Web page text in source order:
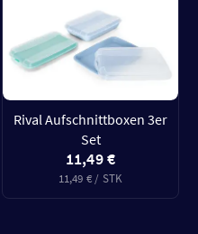
Rival Aufschnittboxen 3er
Set
11,49 €
11,49 € / STK